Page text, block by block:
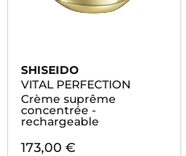
SHISEIDO
VITAL PERFECTION
Crème suprême
concentrée -
rechargeable
173,00 €